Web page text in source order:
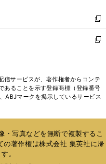
開
く
ウ
で
開
く
ン
ド
ウ
で
ウ
ィ
ン
ド
く
新
し
い
ド
ウ
で
新
ィ
ン
開
く
信サービスが、著作権者からコンテ
あることを示す登録商標（登録番号
ABJマークを掲示しているサービス
・写真などを無断で複製するこ
の著作権は株式会社 集英社に帰
。